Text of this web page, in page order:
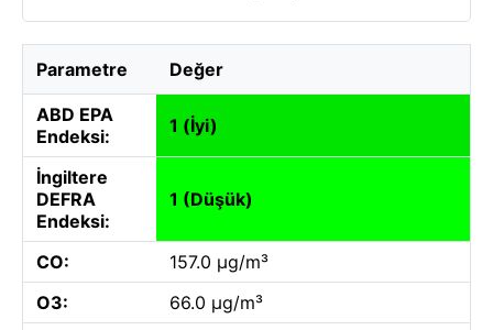
Parametre Değer
ABD EPA
Endeksi:
1 (İyi)
İngiltere
DEFRA
Endeksi:
1 (Düşük)
CO:
157.0 µg/m³
O3:
66.0 µg/m³